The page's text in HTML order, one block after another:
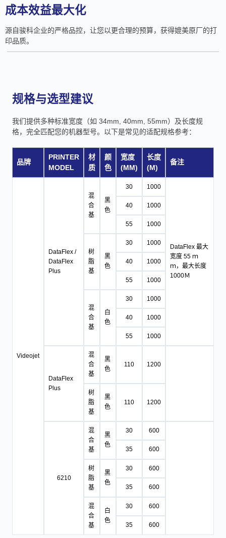
成本效益最大化
源自骏科企业的严格品控，让您以更合理的预算，获得媲美原厂的打
印品质。
规格与选型建议
我们提供多种标准宽度（如 34mm, 40mm, 55mm）及长度规
格，完全匹配您的机器型号。以下是常见的适配规格参考：
品牌
PRINTER
MODEL
材
质
颜
色
宽度
(MM)
长度
(M)
备注
Videojet
DataFlex /
DataFlex
Plus
混
合
基
黑
色
30 1000
DataFlex 最大
宽度 55 ｍ
ｍ，最大长度
1000Ｍ
40 1000
55 1000
树
脂
基
黑
色
30 1000
40 1000
55 1000
混
合
基
白
色
30 1000
40 1000
55 1000
DataFlex
Plus
混
合
基
黑
色
110 1200
树
脂
基
黑
色
110 1200
6210
混
合
基
黑
色
30 600
35 600
树
脂
基
黑
色
30 600
35 600
混
合
基
白
色
30 600
35 600